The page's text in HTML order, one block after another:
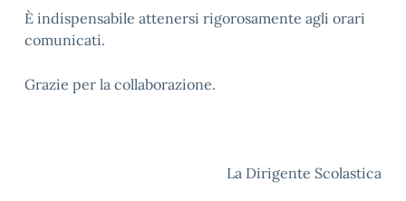
È indispensabile attenersi rigorosamente agli orari
comunicati.
Grazie per la collaborazione.
La Dirigente Scolastica